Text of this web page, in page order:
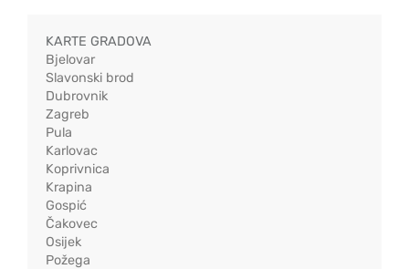
KARTE GRADOVA
Bjelovar
Slavonski brod
Dubrovnik
Zagreb
Pula
Karlovac
Koprivnica
Krapina
Gospić
Čakovec
Osijek
Požega